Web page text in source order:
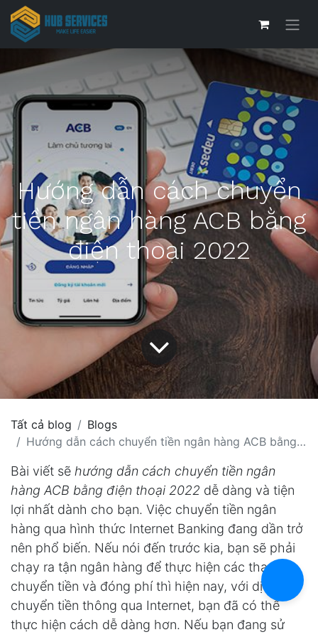
Hướng dẫn cách chuyển
tiền ngân hàng ACB bằng
điện thoại 2022
Tất cả blog
Blogs
Hướng dẫn cách chuyển tiền ngân hàng ACB bằng điện thoại 2022
Bài viết sẽ hướng dẫn cách chuyển tiền ngân
hàng ACB bằng điện thoại 2022 dễ dàng và tiện
lợi nhất dành cho bạn. Việc chuyển tiền ngân
hàng qua hình thức Internet Banking đang dần trở
nên phổ biến. Nếu nói đến trước kia, bạn sẽ phải
chạy ra tận ngân hàng để thực hiện các thao tác
chuyển tiền và đóng phí thì hiện nay, với dịch vụ
chuyển tiền thông qua Internet, bạn đã có thể
thực hiện cách dễ dàng hơn. Nếu bạn đang sử